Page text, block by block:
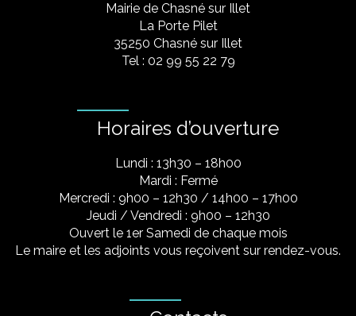
Mairie de Chasné sur Illet
La Porte Pilet
35250 Chasné sur Illet
Tel : 02 99 55 22 79
Horaires d’ouverture
Lundi : 13h30 – 18h00
Mardi : Fermé
Mercredi : 9h00 – 12h30 / 14h00 – 17h00
Jeudi / Vendredi : 9h00 – 12h30
Ouvert le 1er Samedi de chaque mois
Le maire et les adjoints vous reçoivent sur rendez-vous.